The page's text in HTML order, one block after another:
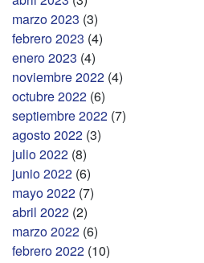
marzo 2023 (3)
febrero 2023 (4)
enero 2023 (4)
noviembre 2022 (4)
octubre 2022 (6)
septiembre 2022 (7)
agosto 2022 (3)
julio 2022 (8)
junio 2022 (6)
mayo 2022 (7)
abril 2022 (2)
marzo 2022 (6)
febrero 2022 (10)